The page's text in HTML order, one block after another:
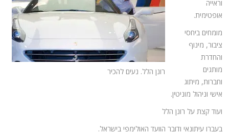
רונן הלל. נעים להכיר
וראייה
אופטימית.
מומחים ביחסי
ציבור, מינוף
והחדרת
מותגים
וחברות, מיתוג
אישי וניהול מוניטין.
ועוד קצת על רונן הלל
בעברו עיתונאי ודובר הוועד האולימפי בישראל.